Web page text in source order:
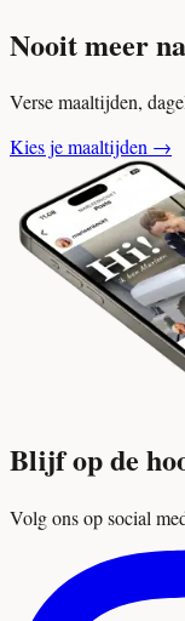
Nooit meer
Verse maaltijden,
Kies je maaltijden →
Blijf op de
Volg ons op social